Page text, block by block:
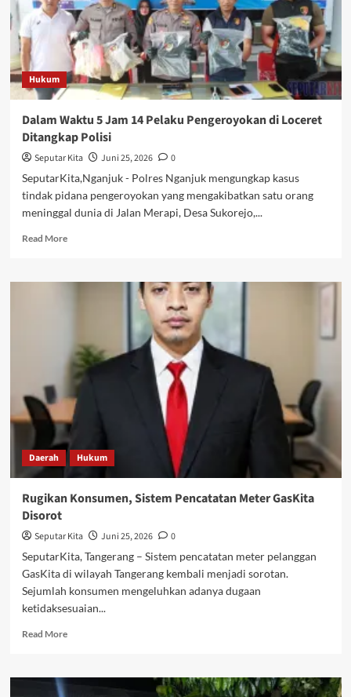
Tak
Berizin
di
Ponorogo
Hukum
Dalam Waktu 5 Jam 14 Pelaku Pengeroyokan di Loceret
Ditangkap Polisi
Seputar Kita Juni 25, 2026
0
SeputarKita,Nganjuk - Polres Nganjuk mengungkap kasus
tindak pidana pengeroyokan yang mengakibatkan satu orang
meninggal dunia di Jalan Merapi, Desa Sukorejo,...
Read MoreRead
Dalam
Pelaku
Pengeroyokan
Loceret
Ditangkap
Polisi
Daerah Hukum
Rugikan Konsumen, Sistem Pencatatan Meter GasKita
Disorot
Seputar Kita Juni 25, 2026
0
SeputarKita, Tangerang – Sistem pencatatan meter pelanggan
GasKita di wilayah Tangerang kembali menjadi sorotan.
Sejumlah konsumen mengeluhkan adanya dugaan
ketidaksesuaian...
Read MoreRead
Rugikan